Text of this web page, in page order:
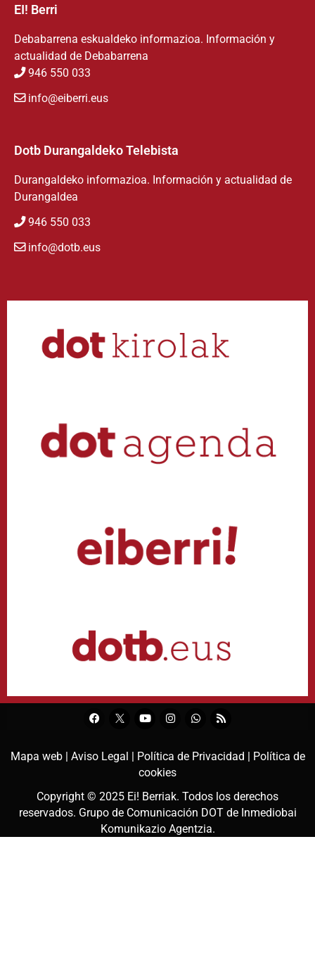
EI! Berri
Debabarrena eskualdeko informazioa. Información y
actualidad de Debabarrena
946 550 033
info@eiberri.eus
Dotb Durangaldeko Telebista
Durangaldeko informazioa. Información y actualidad de
Durangaldea
946 550 033
info@dotb.eus
Mapa web | Aviso Legal | Política de Privacidad | Política de
cookies
Copyright © 2025 Ei! Berriak. Todos los derechos
reservados. Grupo de Comunicación DOT de Inmediobai
Komunikazio Agentzia.